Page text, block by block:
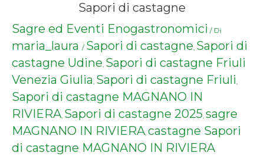
Sapori di castagne
Sagre ed Eventi Enogastronomici / Di
maria_laura / Sapori di castagne, Sapori di
castagne Udine, Sapori di castagne Friuli
Venezia Giulia, Sapori di castagne Friuli,
Sapori di castagne MAGNANO IN
RIVIERA, Sapori di castagne 2025, sagre
MAGNANO IN RIVIERA, castagne Sapori
di castagne MAGNANO IN RIVIERA